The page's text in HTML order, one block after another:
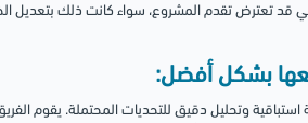
قد تعترض تقدم المشروع، سواء كانت ذلك بتعديل
استباقية وتحليل دقيق للتحديات المحتملة. يقوم